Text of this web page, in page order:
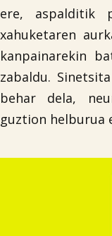
ere, aspalditik
xahuketaren
kanpainarekin
zabaldu.
behar dela,
guztion helburua